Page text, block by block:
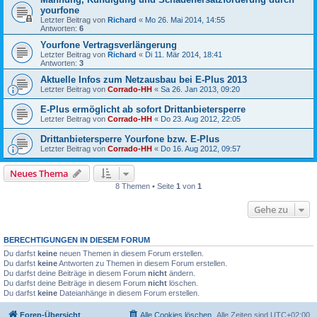
yourfone
Letzter Beitrag von Richard « Mo 26. Mai 2014, 14:55
Antworten: 6
Yourfone Vertragsverlängerung
Letzter Beitrag von Richard « Di 11. Mär 2014, 18:41
Antworten: 3
Aktuelle Infos zum Netzausbau bei E-Plus 2013
Letzter Beitrag von Corrado-HH « Sa 26. Jan 2013, 09:20
E-Plus ermöglicht ab sofort Drittanbietersperre
Letzter Beitrag von Corrado-HH « Do 23. Aug 2012, 22:05
Drittanbietersperre Yourfone bzw. E-Plus
Letzter Beitrag von Corrado-HH « Do 16. Aug 2012, 09:57
Neues Thema
8 Themen • Seite 1 von 1
Gehe zu
BERECHTIGUNGEN IN DIESEM FORUM
Du darfst keine neuen Themen in diesem Forum erstellen.
Du darfst keineAntworten zu Themen in diesem Forum erstellen.
Du darfst deine Beiträge in diesem Forum nicht ändern.
Du darfst deine Beiträge in diesem Forum nicht löschen.
Du darfst keine Dateianhänge in diesem Forum erstellen.
Foren-Übersicht Alle Zeiten sind UTC+02:00
Alle Cookies löschen